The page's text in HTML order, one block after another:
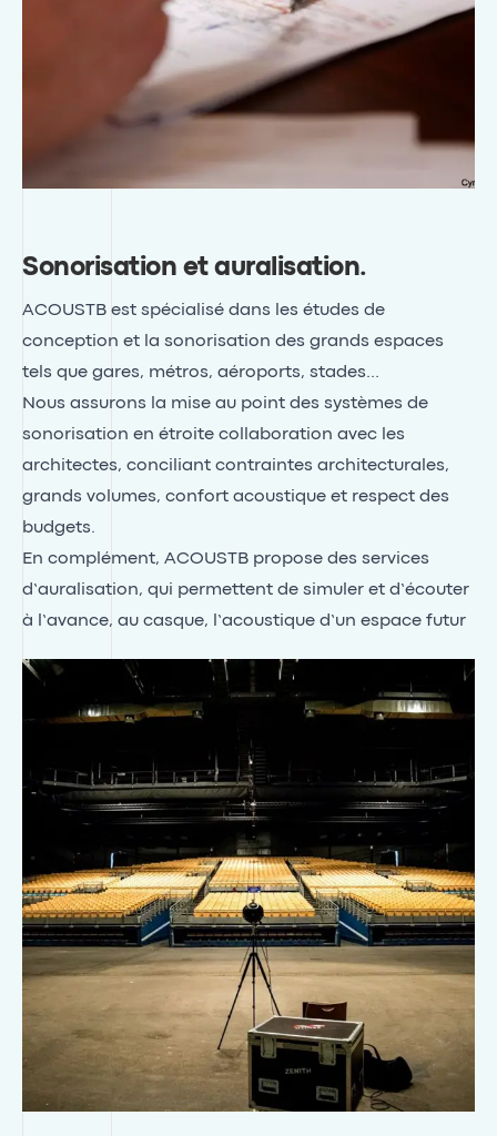
Sonorisation et auralisation.
ACOUSTB est spécialisé dans les études de
conception et la sonorisation des grands espaces
tels que gares, métros, aéroports, stades…
Nous assurons la mise au point des systèmes de
sonorisation en étroite collaboration avec les
architectes, conciliant contraintes architecturales,
grands volumes, confort acoustique et respect des
budgets.
En complément, ACOUSTB propose des services
d’auralisation, qui permettent de simuler et d’écouter
à l’avance, au casque, l’acoustique d’un espace futur